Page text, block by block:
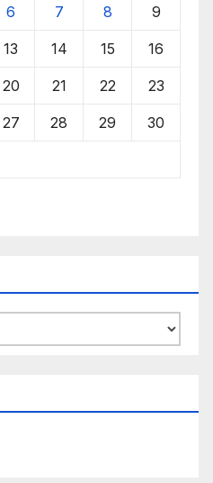
6 7 8 9
13 14 15 16
20 21 22 23
27 28 29 30